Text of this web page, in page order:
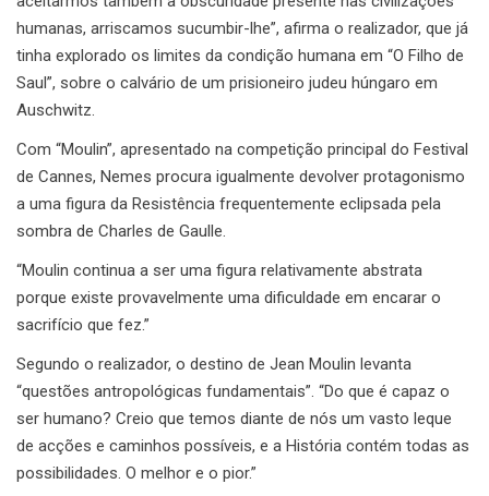
humanas, arriscamos sucumbir-lhe”, afirma o realizador, que já
tinha explorado os limites da condição humana em “O Filho de
Saul”, sobre o calvário de um prisioneiro judeu húngaro em
Auschwitz.
Com “Moulin”, apresentado na competição principal do Festival
de Cannes, Nemes procura igualmente devolver protagonismo
a uma figura da Resistência frequentemente eclipsada pela
sombra de Charles de Gaulle.
“Moulin continua a ser uma figura relativamente abstrata
porque existe provavelmente uma dificuldade em encarar o
sacrifício que fez.”
Segundo o realizador, o destino de Jean Moulin levanta
“questões antropológicas fundamentais”. “Do que é capaz o
ser humano? Creio que temos diante de nós um vasto leque
de acções e caminhos possíveis, e a História contém todas as
possibilidades. O melhor e o pior.”